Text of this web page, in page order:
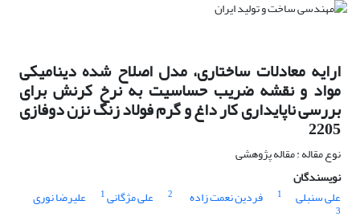
ارایه معادلات ساختاری، مدل اصلاح شده دینامیکی
مواد و نقشه ضریب حساسیت به نرخ کرنش برای
بررسی ناپایداری کار داغ و گرم فولاد زنگ نزن دوفازی
2205
نوع مقاله : مقاله پژوهشی
نویسندگان
علی سنبلی
1 فردین نعمت زاده 2 علی مژگانی1 علیرضا نوری
3